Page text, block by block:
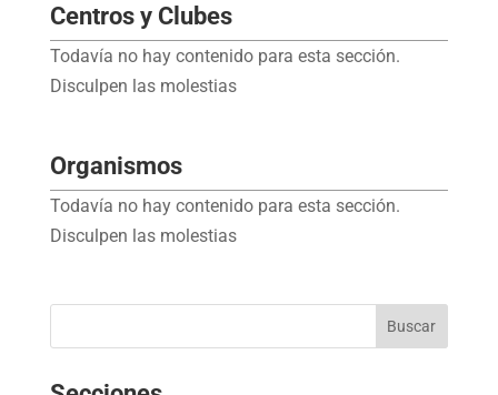
Centros y Clubes
Todavía no hay contenido para esta sección.
Disculpen las molestias
Organismos
Todavía no hay contenido para esta sección.
Disculpen las molestias